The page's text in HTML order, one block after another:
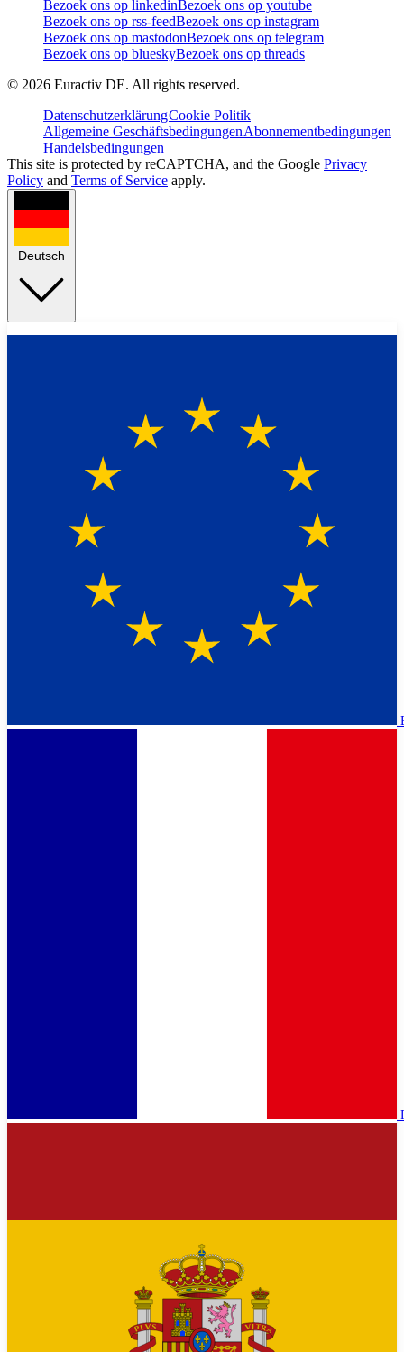
Bezoek ons op linkedinBezoek ons op youtube
Bezoek ons op rss-feedBezoek ons op instagram
Bezoek ons op mastodonBezoek ons op telegram
Bezoek ons op blueskyBezoek ons op threads
© 2026 Euractiv DE. All rights reserved.
DatenschutzerklärungCookie Politik
Allgemeine GeschäftsbedingungenAbonnementbedingungen
Handelsbedingungen
This site is protected by reCAPTCHA, and the Google Privacy
Policy and Terms of Service apply.
Deutsch